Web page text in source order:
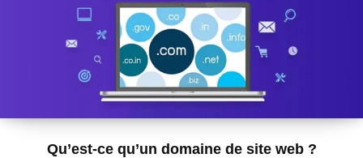
Qu’est-ce qu’un domaine de site web ?